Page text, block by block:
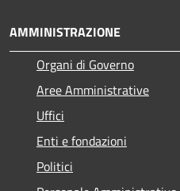
AMMINISTRAZIONE
Organi di Governo
Aree Amministrative
Uffici
Enti e fondazioni
Politici